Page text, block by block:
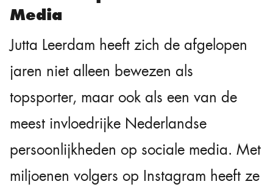
Media
Jutta Leerdam heeft zich de afgelopen
jaren niet alleen bewezen als
topsporter, maar ook als een van de
meest invloedrijke Nederlandse
persoonlijkheden op sociale media. Met
miljoenen volgers op Instagram heeft ze